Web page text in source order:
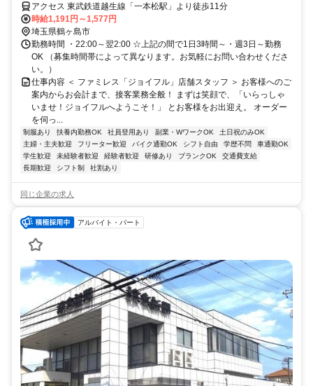
アクセス 東武鉄道越生線「一本松駅」より徒歩11分
時給1,191円～1,577円
埼玉県鶴ヶ島市
勤務時間 ・22:00～翌2:00 ☆上記の間で1日3時間～・週3日～勤務
OK （募集時間帯によって異なります。お気軽にお問い合わせくださ
い。）
仕事内容 ＜ ファミレス「ジョイフル」店舗スタッフ ＞ お客様へのご
案内からお会計まで、接客業務全般！ まずは笑顔で、「いらっしゃ
いませ！ジョイフルへようこそ！」 とお客様をお出迎え。 オーダー
を伺っ...
制服あり 扶養内勤務OK 社員登用あり 副業・WワークOK
土日祝のみOK
主婦・主夫歓迎
フリーター歓迎 バイク通勤OK シフト自由 学歴不問
車通勤OK
学生歓迎
未経験者歓迎 経験者歓迎 研修あり ブランクOK
交通費支給
長期歓迎
シフト制 社割あり
同じ企業の求人
アルバイト・パート